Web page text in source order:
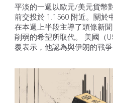
平淡的一週以歐元/美元貨幣
前交投於 1.1560 附近。關於
在本週上半段主導了頭條新
削弱的希望所取代。 美國（
覆表示，他認為與伊朗的戰爭